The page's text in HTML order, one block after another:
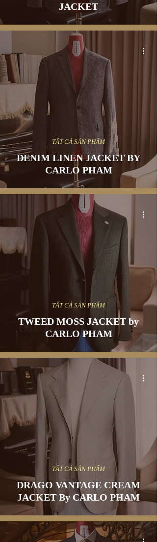
JACKET
DENIM LINEN JACKET BY
CARLO PHAM
TẤT CẢ SẢN PHẨM
TWEED MOSS JACKET by
CARLO PHAM
TẤT CẢ SẢN PHẨM
DRAGO VANTAGE CREAM
JACKET By CARLO PHAM
TẤT CẢ SẢN PHẨM